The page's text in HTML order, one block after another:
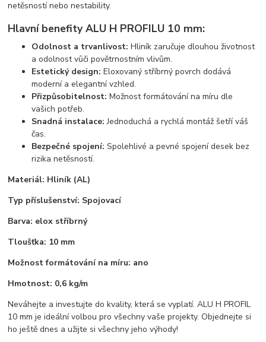
netěsností nebo nestability.
Hlavní benefity ALU H PROFILU 10 mm:
Odolnost a trvanlivost: Hliník zaručuje dlouhou životnost
a odolnost vůči povětrnostním vlivům.
Estetický design: Eloxovaný stříbrný povrch dodává
moderní a elegantní vzhled.
Přizpůsobitelnost: Možnost formátování na míru dle
vašich potřeb.
Snadná instalace: Jednoduchá a rychlá montáž šetří váš
čas.
Bezpečné spojení: Spolehlivé a pevné spojení desek bez
rizika netěsností.
Materiál: Hliník (AL)
Typ příslušenství: Spojovací
Barva: elox stříbrný
Tloušťka: 10 mm
Možnost formátování na míru: ano
Hmotnost: 0,6 kg/m
Neváhejte a investujte do kvality, která se vyplatí. ALU H PROFIL
10 mm je ideální volbou pro všechny vaše projekty. Objednejte si
ho ještě dnes a užijte si všechny jeho výhody!